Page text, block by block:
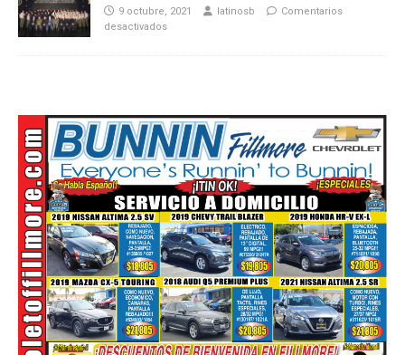
9 octubre, 2021 latinosb
Comentarios
desactivados